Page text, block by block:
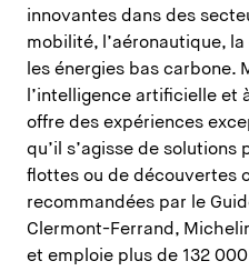
innovantes dans des
mobilité, l’aéronautique,
les énergies bas carbone.
l’intelligence artificielle et
offre des expériences
qu’il s’agisse de solutions
flottes ou de découvertes
recommandées par le
Clermont-Ferrand,
et emploie plus de 132